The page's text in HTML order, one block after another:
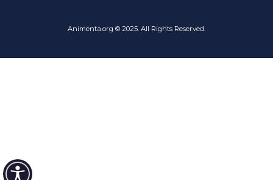
Animenta.org © 2025. All Rights Reserved.